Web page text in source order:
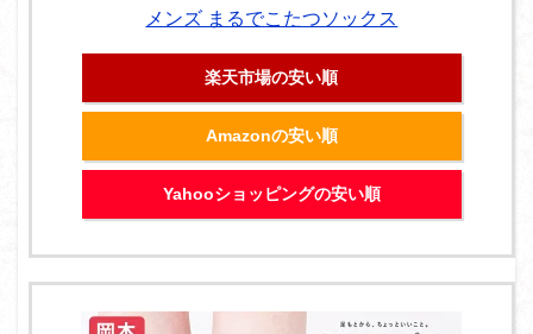
メンズ まるでこたつソックス
楽天市場の安い順
Amazonの安い順
Yahooショッピングの安い順